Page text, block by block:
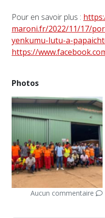
Pour en savoir plus :
maroni.fr/2022/11/17/
yenkumu-lutu-a-
https://
Photos
Aucun commentaire